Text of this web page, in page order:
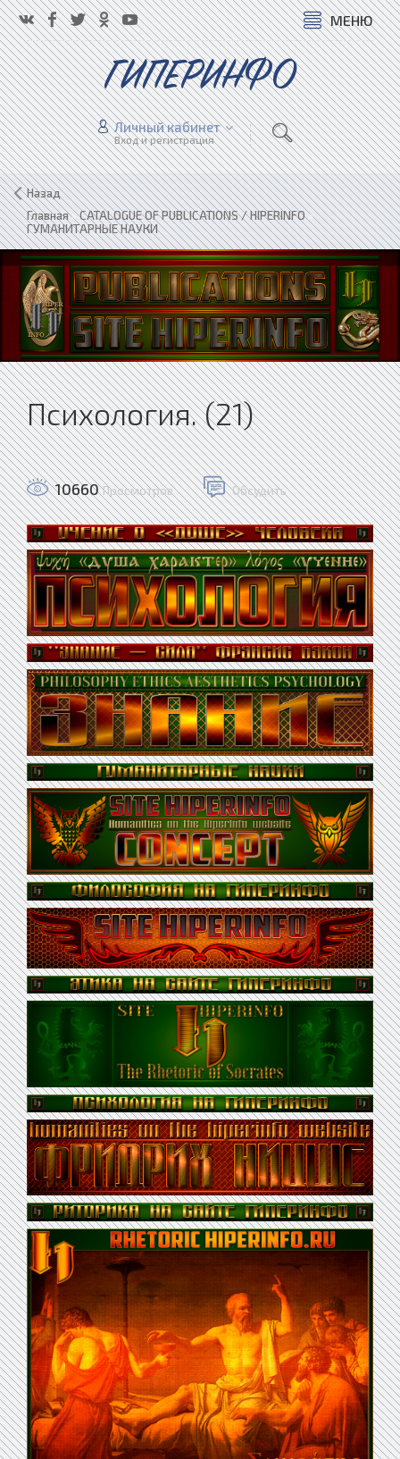
МЕНЮ
ГИПЕРИНФО
Личный кабинет
Вход и регистрация
Назад
Главная»CATALOGUE OF PUBLICATIONS / HIPERINFO»
ГУМАНИТАРНЫЕ НАУКИ
Психология. (21)
10660 Просмотров Обсудить